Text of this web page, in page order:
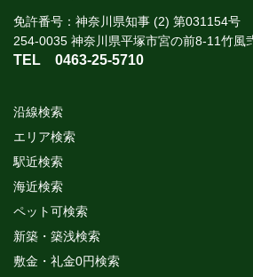
免許番号：神奈川県知事 (2) 第031154号
254-0035 神奈川県平塚市宮の前8-11竹風
TEL 0463-25-5710
沿線検索
エリア検索
駅近検索
海近検索
ペット可検索
新築・築浅検索
敷金・礼金0円検索